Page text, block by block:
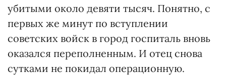
убитыми около девяти тысяч. Понятно, с
первых же минут по вступлении
советских войск в город госпиталь вновь
оказался переполненным. И отец снова
сутками не покидал операционную.